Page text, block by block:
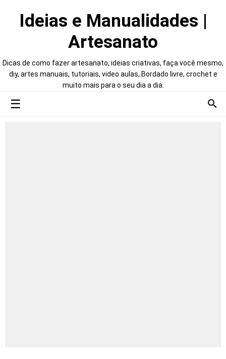
Ideias e Manualidades |
Artesanato
Dicas de como fazer artesanato, ideias criativas, faça você mesmo,
diy, artes manuais, tutoriais, video aulas, Bordado livre, crochet e
muito mais para o seu dia a dia.